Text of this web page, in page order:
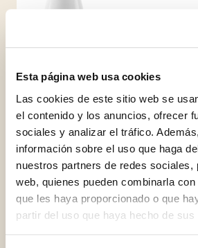
Esta página web usa cookies
Las cookies de este sitio web se
el contenido y los anuncios, ofrecer
sociales y analizar el tráfico.
información sobre el uso que haga
nuestros partners de redes sociales,
web, quienes pueden combinarla
que les haya proporcionado o que
partir del uso que haya hecho de
6 botellas x 1kg